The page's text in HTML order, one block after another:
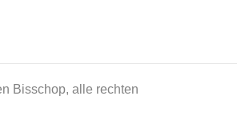
Bisschop, alle rechten